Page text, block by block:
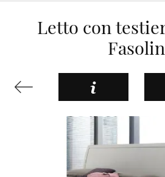
Letto con
Fasolin